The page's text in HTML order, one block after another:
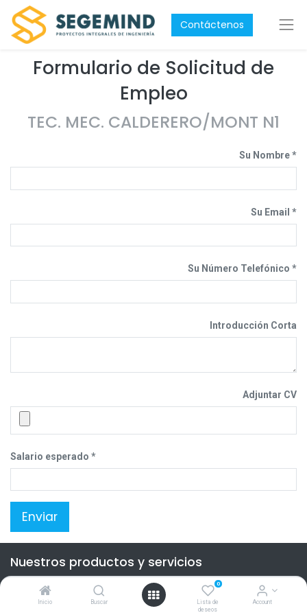
Inicio Buscar
0
Lista de
deseos
Account
Contáctenos
Formulario de Solicitud de
Empleo
TEC. MEC. CALDERERO/MONT N1
Su Nombre
Su Email
Su Número Telefónico
Introducción Corta
Adjuntar CV
Salario esperado
Enviar
Nuestros productos y servicios
Contacte con nosotros